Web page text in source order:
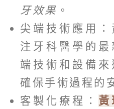
牙效果 。
尖端技術應用
注牙科醫學的
端技術和設備
確保手術過程的
客製化療程： 黃